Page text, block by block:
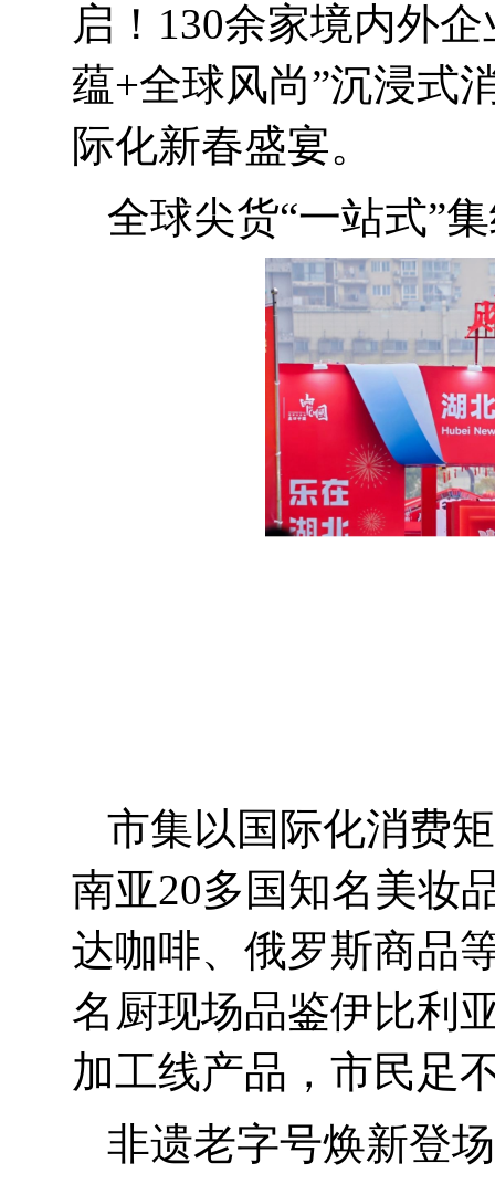
启！ 130余家境内外
蕴+全球风尚”沉浸式
际化新春盛宴。
全球尖货“一站式”
市集以国际化消费
南亚20多国知名美妆
达咖啡、俄罗斯商品
名厨现场品鉴伊比利
加工线产品，市民足
非遗老字号焕新登场